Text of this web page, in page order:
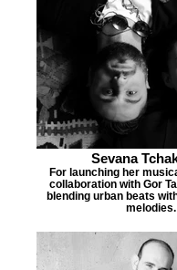
Sevana
For launching her
collaboration with Gor
blending urban beats
melodies.